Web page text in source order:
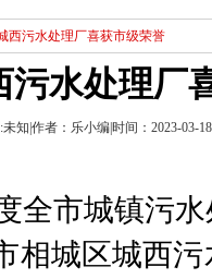
西污水处理厂喜获市级荣誉
污水处理厂
知|作者：乐小编|时间：2023-03-
全市城镇污
相城区城西